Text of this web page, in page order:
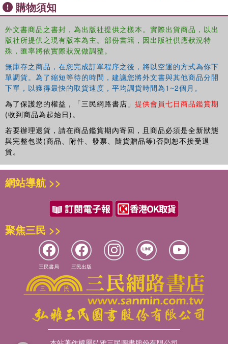
購物須知
外文書商品之書封，為出版社提供之樣本。實際出貨商品，以出
版社所提供之現有版本為主。部份書籍，因出版社供應狀況特
殊，匯率將依實際狀況做調整。
無庫存之商品，在您完成訂單程序之後，將以空運的方式為你下
單調貨。為了縮短等待的時間，建議您將外文書與其他商品分開
下單，以獲得最快的取貨速度，平均調貨時間為1~2個月。
為了保護您的權益，「三民網路書店」 提供會員七日商品鑑賞期
(收到商品為起始日)。
若要辦理退貨，請在商品鑑賞期內寄回，且商品必須是全新狀態
與完整包裝(商品、附件、發票、隨貨贈品等)否則恕不接受退
貨。
網站導航 >>
聚焦三民 >>
三民書局 三民出版